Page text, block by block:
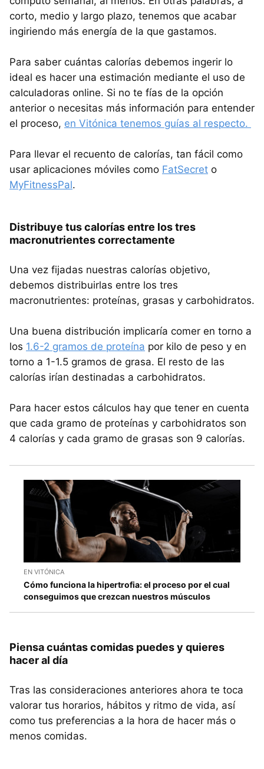
corto, medio y largo plazo, tenemos que acabar
ingiriendo más energía de la que gastamos.
Para saber cuántas calorías debemos ingerir lo
ideal es hacer una estimación mediante el uso de
calculadoras online. Si no te fías de la opción
anterior o necesitas más información para entender
el proceso, en Vitónica tenemos guías al respecto.
Para llevar el recuento de calorías, tan fácil como
usar aplicaciones móviles como FatSecret o
MyFitnessPal.
Distribuye tus calorías entre los tres
macronutrientes correctamente
Una vez fijadas nuestras calorías objetivo,
debemos distribuirlas entre los tres
macronutrientes: proteínas, grasas y carbohidratos.
Una buena distribución implicaría comer en torno a
los 1.6-2 gramos de proteína por kilo de peso y en
torno a 1-1.5 gramos de grasa. El resto de las
calorías irían destinadas a carbohidratos.
Para hacer estos cálculos hay que tener en cuenta
que cada gramo de proteínas y carbohidratos son
4 calorías y cada gramo de grasas son 9 calorías.
EN VITÓNICA
Cómo funciona la hipertrofia: el proceso por el cual
conseguimos que crezcan nuestros músculos
Piensa cuántas comidas puedes y quieres
hacer al día
Tras las consideraciones anteriores ahora te toca
valorar tus horarios, hábitos y ritmo de vida, así
como tus preferencias a la hora de hacer más o
menos comidas.